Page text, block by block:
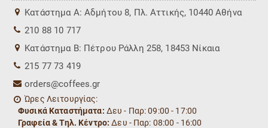
Kατάστημα Α: Αδμήτου 8, Πλ. Αττικής, 10440 Αθήνα
210 88 10 717
Kατάστημα Β: Πέτρου Ράλλη 258, 18453 Νίκαια
215 77 73 419
orders@coffees.gr
Ώρες Λειτουργίας:
Φυσικά Καταστήματα: Δευ - Παρ: 09:00 - 17:00
Γραφεία & Τηλ. Κέντρο: Δευ - Παρ: 08:00 - 16:00